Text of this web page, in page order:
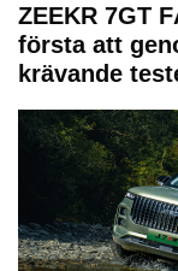
ZEEKR 7GT
första att
krävande